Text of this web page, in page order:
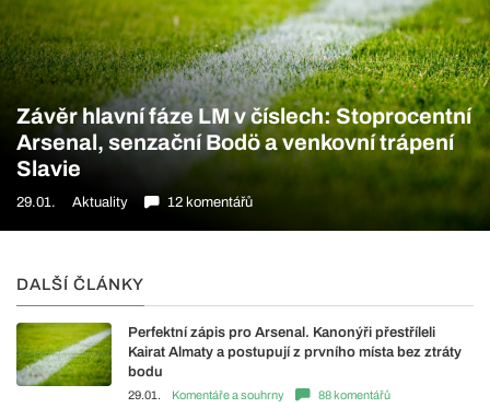
Závěr hlavní fáze LM v číslech: Stoprocentní
Arsenal, senzační Bodö a venkovní trápení
Slavie
29.01. Aktuality 12 komentářů
DALŠÍ ČLÁNKY
Perfektní zápis pro Arsenal. Kanonýři přestříleli
Kairat Almaty a postupují z prvního místa bez ztráty
bodu
29.01. Komentáře a souhrny 88 komentářů